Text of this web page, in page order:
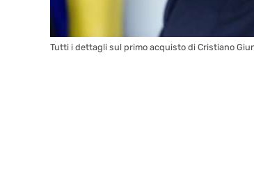
Tutti i dettagli sul primo acquisto di Cristiano